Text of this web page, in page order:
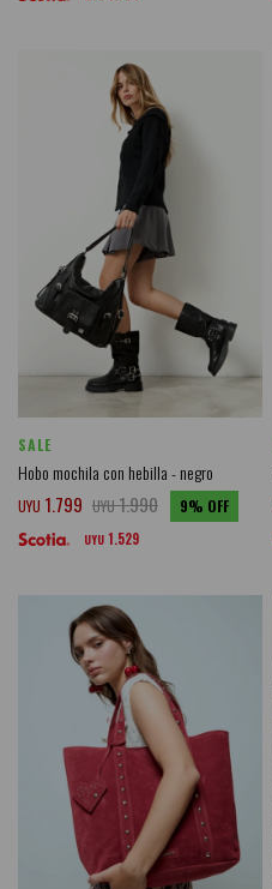
SALE
Hobo mochila con hebilla - negro
UYU 1.799 UYU1.990 9
UYU 1.529